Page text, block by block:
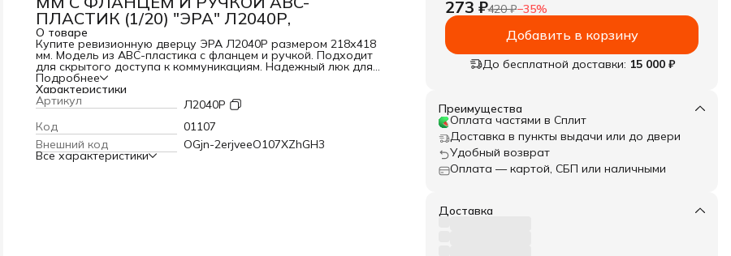
ПЛАСТИК (1/20) "ЭРА" Л2040Р,
О товаре
Купите ревизионную дверцу ЭРА Л2040Р размером 218х418
мм. Модель из ABC-пластика с фланцем и ручкой. Подходит
для скрытого доступа к коммуникациям. Надежный люк для
санузла. В наличии в Кубометре.
Подробнее
Характеристики
Артикул
Л2040Р
Код
01107
Внешний код
OGjn-2erjveeO107XZhGH3
Все характеристики
273 ₽420 ₽−35%
Добавить в корзину
До бесплатной доставки: 15 000 ₽
Преимущества
Оплата частями в Сплит
Доставка в пункты выдачи или до двери
Удобный возврат
Оплата — картой, СБП или наличными
Доставка